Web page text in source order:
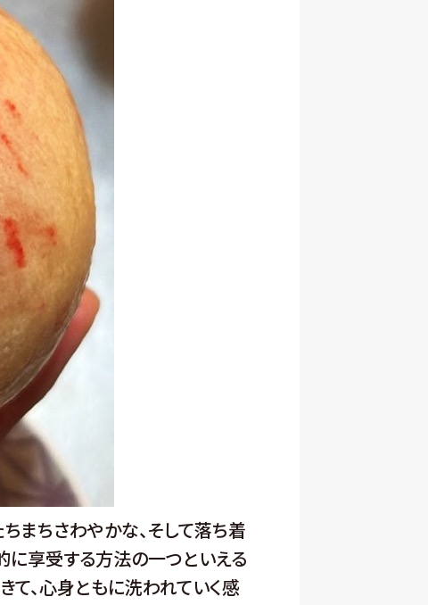
まちさわやかな、そして落ち着
に享受する方法の一つといえる
て、心身ともに洗われていく感